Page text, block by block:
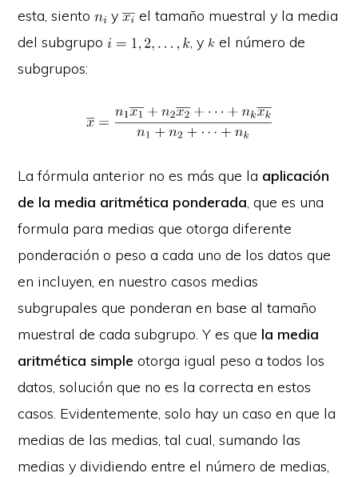
esta, siento y
el tamaño muestral y la media
del subgrupo
, y
el número de
subgrupos:
La fórmula anterior no es más que la aplicación
de la media aritmética ponderada, que es una
formula para medias que otorga diferente
ponderación o peso a cada uno de los datos que
en incluyen, en nuestro casos medias
subgrupales que ponderan en base al tamaño
muestral de cada subgrupo. Y es que la media
aritmética simpleotorga igual peso a todos los
datos, solución que no es la correcta en estos
casos. Evidentemente, solo hay un caso en que la
medias de las medias, tal cual, sumando las
medias y dividiendo entre el número de medias,